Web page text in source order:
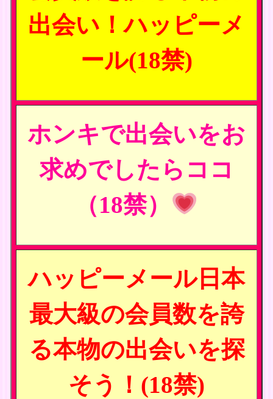
出会い！ハッピーメ
ール(18禁)
ホンキで出会いをお
求めでしたらココ
（18禁）
ハッピーメール日本
最大級の会員数を誇
る本物の出会いを探
そう！(18禁)